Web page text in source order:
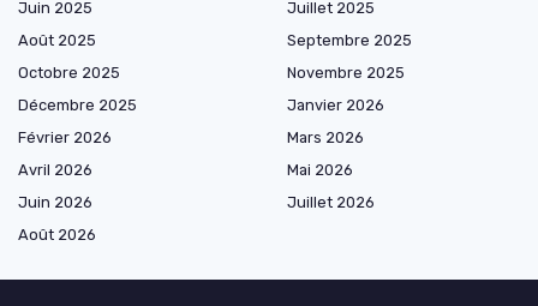
Juin 2025
Juillet 2025
Août 2025
Septembre 2025
Octobre 2025
Novembre 2025
Décembre 2025
Janvier 2026
Février 2026
Mars 2026
Avril 2026
Mai 2026
Juin 2026
Juillet 2026
Août 2026